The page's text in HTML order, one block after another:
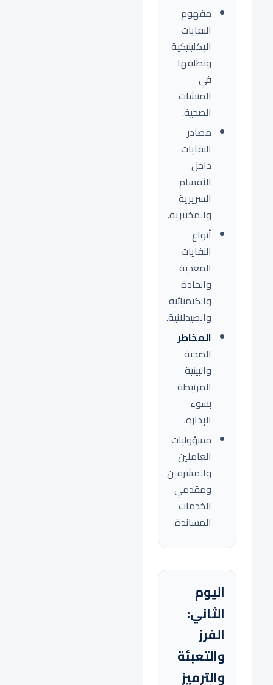
مفهوم
النفايات
الإكلينيكية
ونطاقها
في
المنشآت
الصحية.
مصادر
النفايات
داخل
الأقسام
السريرية
والمختبرية.
أنواع
النفايات
المعدية
والحادة
والكيميائية
والصيدلانية.
المخاطر
الصحية
والبيئية
المرتبطة
بسوء
الإدارة.
مسؤوليات
العاملين
والمشرفين
ومقدمي
الخدمات
المساندة.
اليوم
الثاني:
الفرز
والتعبئة
والترميز